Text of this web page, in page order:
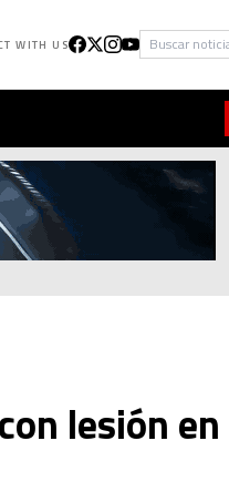
WITH US Buscar
lesión en